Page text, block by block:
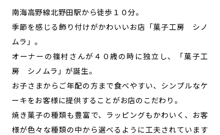
南海高野線北野田駅から徒歩１０分。
季節を感じる飾り付けがかわいいお店「菓子工房 シノ
ムラ」。
オーナーの篠村さんが４０歳の時に独立し、「菓子工
房 シノムラ」が誕生。
お子さまからご年配の方まで食べやすい、シンプルなケ
ーキをお客様に提供することがお店のこだわり。
焼き菓子の種類も豊富で、ラッピングもかわいく、お客
様が色々な種類の中から選べるように工夫されています